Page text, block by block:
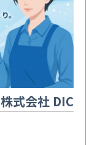
株式会社 DIC